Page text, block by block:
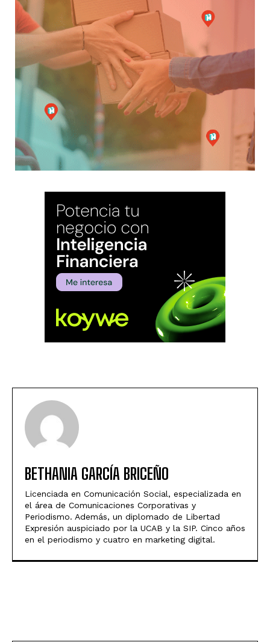
BETHANIA GARCÍA BRICEÑO
Licenciada en Comunicación Social, especializada en
el área de Comunicaciones Corporativas y
Periodismo. Además, un diplomado de Libertad
Expresión auspiciado por la UCAB y la SIP. Cinco años
en el periodismo y cuatro en marketing digital.